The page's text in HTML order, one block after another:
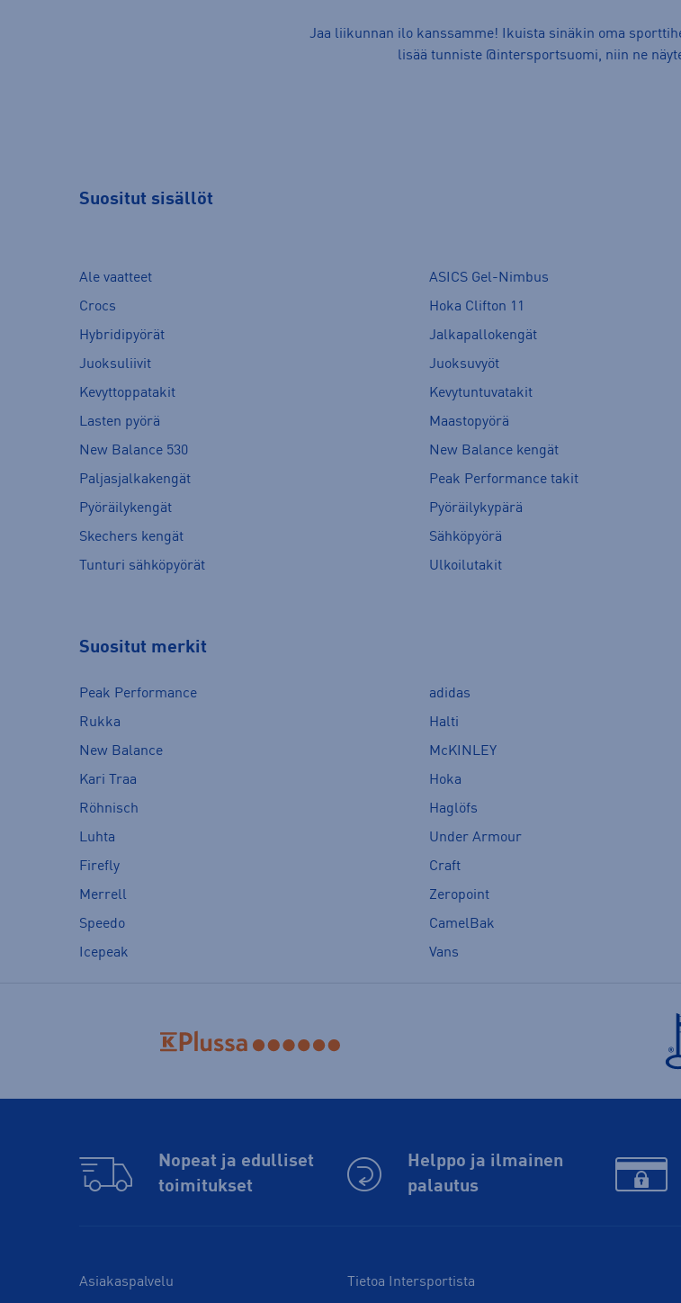
Jaa liikunnan ilo kanssamme! Ikuista sinäkin oma
lisää tunniste @intersportsuomi, niin ne
Suositut sisällöt
Ale vaatteet ASICS Gel-Nimbus
Crocs
Hoka Clifton 11
Hybridipyörät
Jalkapallokengät
Juoksuliivit
Juoksuvyöt
Kevyttoppatakit
Kevytuntuvatakit
Lasten pyörä
Maastopyörä
New Balance 530
New Balance kengät
Paljasjalkakengät
Peak Performance takit
Pyöräilykengät
Pyöräilykypärä
Skechers kengät
Sähköpyörä
Tunturi sähköpyörät
Ulkoilutakit
Suositut merkit
Peak Performance adidas
Rukka
Halti
New Balance
McKINLEY
Kari Traa
Hoka
Röhnisch
Haglöfs
Luhta
Under Armour
Firefly
Craft
Merrell
Zeropoint
Speedo
CamelBak
Icepeak
Vans
Nopeat ja edulliset
toimitukset
Helppo ja ilmainen
palautus
Asiakaspalvelu
Tietoa Intersportista